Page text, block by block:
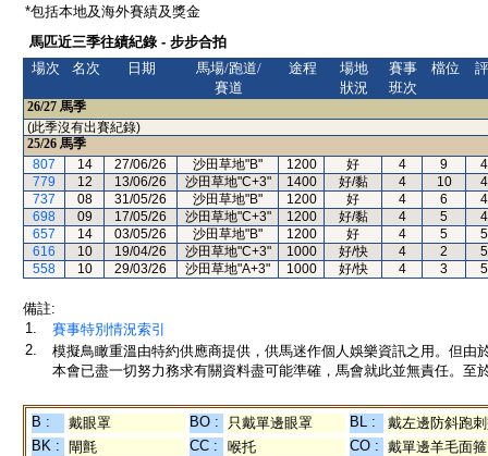
*包括本地及海外賽績及獎金
馬匹近三季往績紀錄 - 步步合拍
場次
名次 日期
馬場/跑道/
賽道
途程
場地
狀況
賽事
班次
檔位
26/27 馬季
(此季沒有出賽紀錄)
25/26 馬季
807
14 27/06/26 沙田草地"B" 1200 好 4 9
779
12 13/06/26 沙田草地"C+3" 1400 好/黏 4 10
737
08 31/05/26 沙田草地"B" 1200 好 4 6
698
09 17/05/26 沙田草地"C+3" 1200 好/黏 4 5
657
14 03/05/26 沙田草地"B" 1200 好 4 5
616
10 19/04/26 沙田草地"C+3" 1000 好/快 4 2
558
10 29/03/26 沙田草地"A+3" 1000 好/快 4 3
備註:
1.
賽事特別情況索引
2.
模擬鳥瞰重溫由特約供應商提供，供馬迷作個人娛樂資訊之用。但
本會已盡一切努力務求有關資料盡可能準確，馬會就此並無責任。至
B : 戴眼罩 BO : 只戴單邊眼罩 BL :
戴左邊防斜跑
BK :
閘氈 CC : 喉托 CO : 戴單邊羊毛面箍